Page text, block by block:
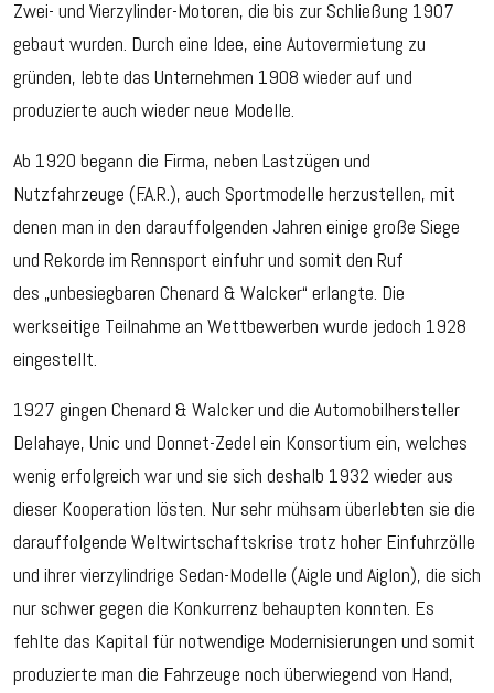
Zwei- und Vierzylinder-Motoren, die bis zur Schließung 1907
gebaut wurden. Durch eine Idee, eine Autovermietung zu
gründen, lebte das Unternehmen 1908 wieder auf und
produzierte auch wieder neue Modelle.
Ab 1920 begann die Firma, neben Lastzügen und
Nutzfahrzeuge (F.A.R.), auch Sportmodelle herzustellen, mit
denen man in den darauffolgenden Jahren einige große Siege
und Rekorde im Rennsport einfuhr und somit den Ruf
des „unbesiegbaren Chenard & Walcker“ erlangte. Die
werkseitige Teilnahme an Wettbewerben wurde jedoch 1928
eingestellt.
1927 gingen Chenard & Walcker und die Automobilhersteller
Delahaye, Unic und Donnet-Zedel ein Konsortium ein, welches
wenig erfolgreich war und sie sich deshalb 1932 wieder aus
dieser Kooperation lösten. Nur sehr mühsam überlebten sie die
darauffolgende Weltwirtschaftskrise trotz hoher Einfuhrzölle
und ihrer vierzylindrige Sedan-Modelle (Aigle und Aiglon), die sich
nur schwer gegen die Konkurrenz behaupten konnten. Es
fehlte das Kapital für notwendige Modernisierungen und somit
produzierte man die Fahrzeuge noch überwiegend von Hand,